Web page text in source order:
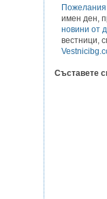
Пожелания
имен ден,
новини от
вестници,
Съставете